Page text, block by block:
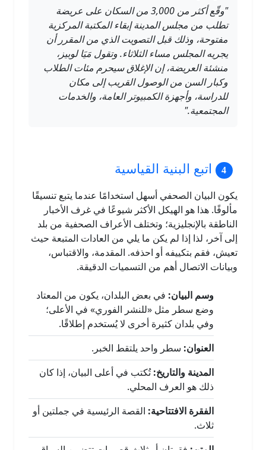
"وقّع أكثر من 3,000 من السكان على عريضة
تطلب من مجلس المدينة إبقاء المكتبة المركزية
مفتوحة، وذلك قبل التصويت الذي من المقرر أن
يجريه المجلس مساء الثلاثاء. وتقول مَيَا لوبيز،
منشئة العريضة، إن الإغلاق سيحرم مئات الطلاب
وكبار السن من الوصول القريب إلى مكان
للدراسة، وأجهزة الكمبيوتر العامة، والخدمات
المجتمعية."
اتبع البنية القياسية
يكون البيان الصحفي أسهل استخدامًا عندما يتبع تنسيقًا
مألوفًا. هذا هو الهيكل الأكثر شيوعًا في غرف الأخبار
الناطقة بالإنجليزية؛ وتختلف الأعراف الصحفية من بلد
إلى آخر، لذا إذا لم يكن ما يلي من العادات المتبعة حيث
تعيش، فقم بتكييفه أو احذفه. المقدمة، والاقتباس،
وبيانات الاتصال أهم من التسميات الدقيقة.
وسم البيان: في بعض البلدان، يكون من المعتاد
وضع سطر مثل «للنشر الفوري» في الأعلى؛
وفي بلدان كثيرة أخرى لا يُستخدم إطلاقًا.
العنوان: سطر واحد يلتقط الخبر.
المدينة والتاريخ:تُكتب في أعلى البيان، إذا كان
ذلك هو العرف المحلي.
الفقرة الافتتاحية: القصة الرئيسية في جملتين أو
ثلاث.